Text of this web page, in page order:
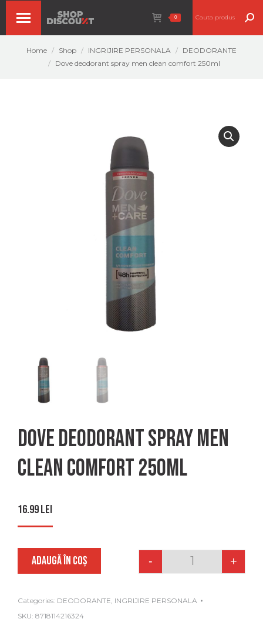
0
You are here:
Home Shop INGRIJIRE PERSONALA
DEODORANTE
Dove deodorant spray men clean comfort 250ml
Dove deodorant spray men
clean comfort 250ml
16.99lei
Quantity
- +
ADAUGĂ ÎN COȘ
Categories: DEODORANTE INGRIJIRE PERSONALA
SKU: 8718114216324